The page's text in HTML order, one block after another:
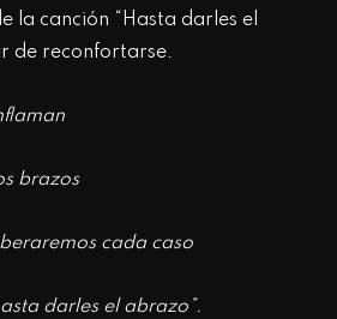
la canción “Hasta darles el
de reconfortarse.
brazos
cada caso
darles el abrazo”.